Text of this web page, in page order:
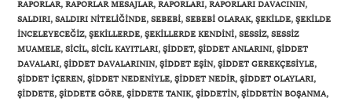
RAPORLAR, RAPORLAR MESAJLAR, RAPORLARI, RAPORLARI DAVACININ,
SALDIRI, SALDIRI NITELIĞINDE, SEBEBI, SEBEBI OLARAK, ŞEKILDE, ŞEKILDE
INCELEYECEĞIZ, ŞEKILLERDE, ŞEKILLERDE KENDINI, SESSIZ, SESSIZ
MUAMELE, SICIL, SICIL KAYITLARI, ŞIDDET, ŞIDDET ANLARINI, ŞIDDET
DAVALARI, ŞIDDET DAVALARININ, ŞIDDET EŞIN, ŞIDDET GEREKÇESIYLE,
ŞIDDET IÇEREN, ŞIDDET NEDENIYLE, ŞIDDET NEDIR, ŞIDDET OLAYLARI,
ŞIDDETE, ŞIDDETE GÖRE, ŞIDDETE TANIK, ŞIDDETIN, ŞIDDETIN BOŞANMA,